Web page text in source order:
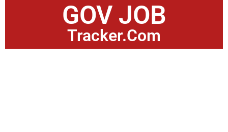
GOV JOB
Tracker.Com